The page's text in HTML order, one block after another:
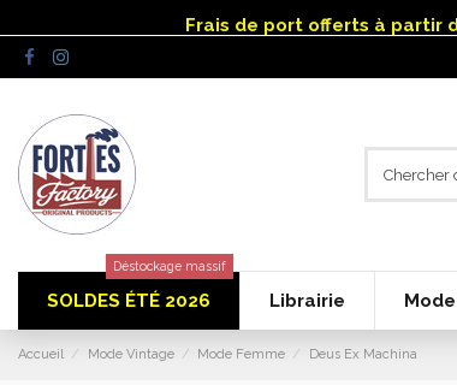
Frais de port offerts à partir
SOLDES ÉTÉ 2026
Déstockage massif
Librairie
Accueil Mode Vintage Mode Femme Deus Ex Machina